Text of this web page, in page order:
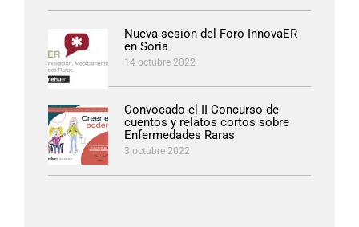
Nueva sesión del Foro InnovaER
en Soria
14 octubre 2022
Convocado el II Concurso de
cuentos y relatos cortos sobre
Enfermedades Raras
3 octubre 2022